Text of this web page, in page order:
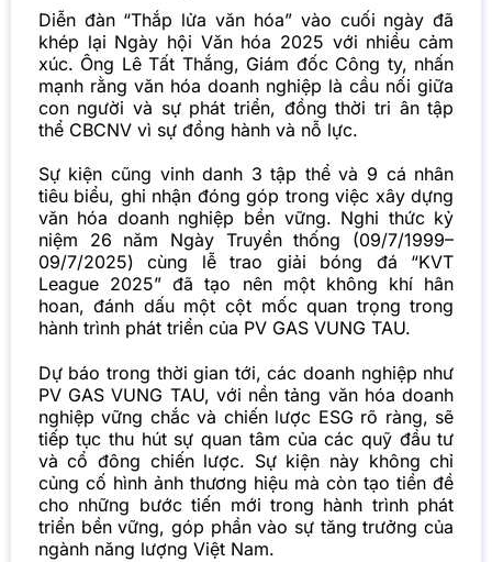
Diễn đàn “Thắp lửa văn hóa” vào cuối ngày đã
khép lại Ngày hội Văn hóa 2025 với nhiều cảm
xúc. Ông Lê Tất Thắng, Giám đốc Công ty, nhấn
mạnh rằng văn hóa doanh nghiệp là cầu nối giữa
con người và sự phát triển, đồng thời tri ân tập
thể CBCNV vì sự đồng hành và nỗ lực.
Sự kiện cũng vinh danh 3 tập thể và 9 cá nhân
tiêu biểu, ghi nhận đóng góp trong việc xây dựng
văn hóa doanh nghiệp bền vững. Nghi thức kỷ
niệm 26 năm Ngày Truyền thống (09/7/1999–
09/7/2025) cùng lễ trao giải bóng đá “KVT
League 2025” đã tạo nên một không khí hân
hoan, đánh dấu một cột mốc quan trọng trong
hành trình phát triển của PV GAS VUNG TAU.
Dự báo trong thời gian tới, các doanh nghiệp như
PV GAS VUNG TAU, với nền tảng văn hóa doanh
nghiệp vững chắc và chiến lược ESG rõ ràng, sẽ
tiếp tục thu hút sự quan tâm của các quỹ đầu tư
và cổ đông chiến lược. Sự kiện này không chỉ
củng cố hình ảnh thương hiệu mà còn tạo tiền đề
cho những bước tiến mới trong hành trình phát
triển bền vững, góp phần vào sự tăng trưởng của
ngành năng lượng Việt Nam.